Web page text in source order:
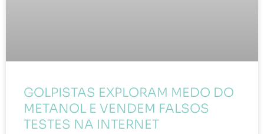
GOLPISTAS EXPLORAM MEDO DO
METANOL E VENDEM FALSOS
TESTES NA INTERNET